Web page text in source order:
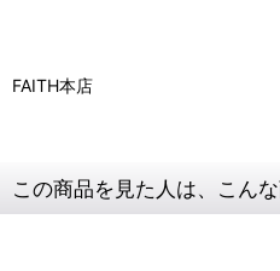
FAITH本店
この商品を見た人は、こん